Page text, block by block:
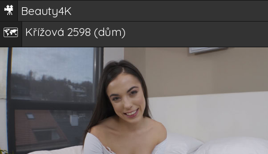
🎥 Beauty4K
🗺️ Křížová 2598 (dům)